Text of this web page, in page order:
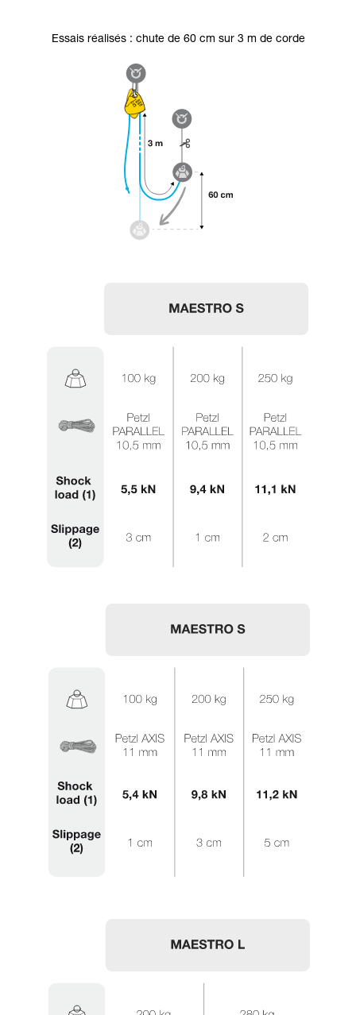
Essais réalisés : chute de 60 cm sur 3 m de corde